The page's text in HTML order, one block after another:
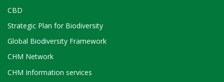
CBD
Strategic Plan for Biodiversity
Global Biodiversity Framework
CHM Network
CHM Information services